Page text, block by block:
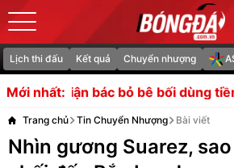
Lịch thi đấu Kết quả Chuyển nhượng
Mới nhất:
bê bối dùng tiền bịt miệng nhân
Trang chủ Tin Chuyển Nhượng Bài viết
Nhìn gương Suarez,